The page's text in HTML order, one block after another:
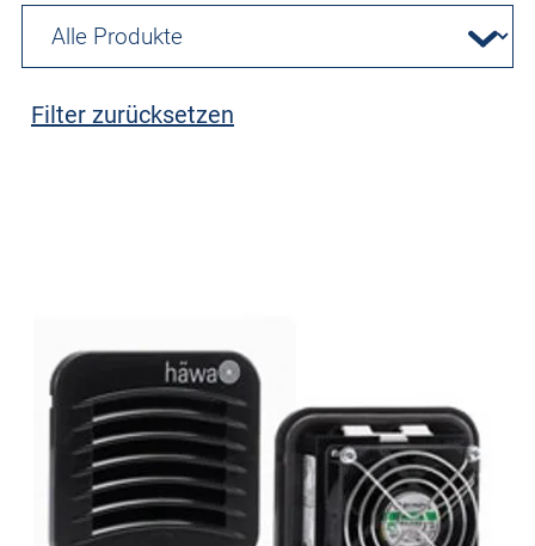
Filter zurücksetzen